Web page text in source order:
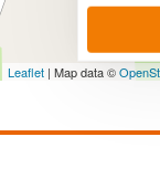
Leaflet | Map data ©